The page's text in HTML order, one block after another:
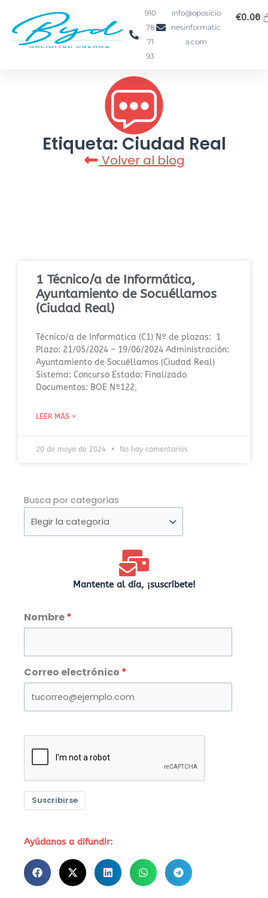
contenido
910
78
71
93
info@oposicio
nesinformatic
a.com
€0.00
Etiqueta: Ciudad Real
Volver al blog
1 Técnico/a de Informática,
Ayuntamiento de Socuéllamos
(Ciudad Real)
Técnico/a de Informática (C1) Nº de plazas: 1
Plazo: 21/05/2024 – 19/06/2024 Administración:
Ayuntamiento de Socuéllamos (Ciudad Real)
Sistema: Concurso Estado: Finalizado
Documentos: BOE Nº122,
LEER MÁS »
20 de mayo de 2024 No hay comentarios
Busca por categorías
Busca
categorías
Mantente al día, ¡suscríbete!
Nombre
Correo electrónico
Suscribirse
Ayúdanos a difundir: